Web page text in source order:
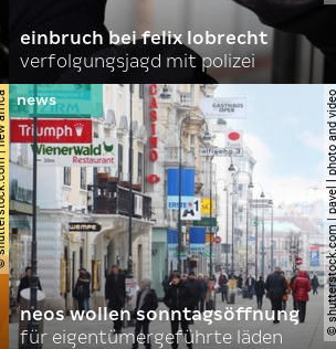
einbruch bei felix lobrecht
verfolgungsjagd mit polizei
africa ©
neos wollen sonntagsöffnung
für eigentümergeführte läden